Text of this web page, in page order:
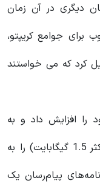
دیگری در آن زمان
برای جوامع کریپتو،
کرد که می خواستند
را افزایش داد و به
کاربران اجازه داد فایل‌های حجیم (حداکثر 1.5 گیگابایت) را به
پیام‌رسان یک